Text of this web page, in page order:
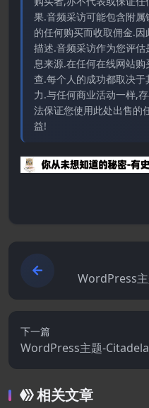
果.音频采访可能包含附
的任何购买而收取佣金.
描述.音频采访作为您评
息来源.在任何在线网站
查.每个人的成功都取决
力.与任何商业活动一样,
法保证您使用此处出售的
益!
WordPress
下一篇
WordPress主题-
商业和目录网站的
相关文章